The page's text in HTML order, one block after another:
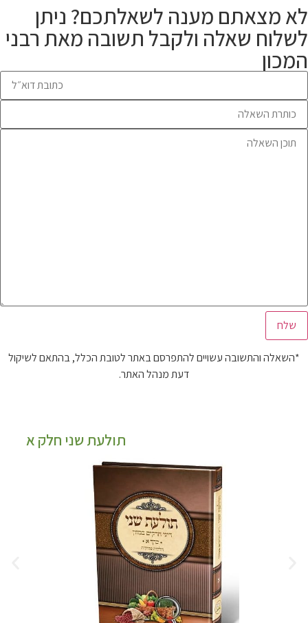
מצאתם מענה לשאלתכם? ניתן
שאלה ולקבל תשובה מאת רבני
והתשובה עשויים להתפרסם באתר לטובת הכלל, בהתאם לשיקול
דעת מנהל האתר.
תולעת שני חלק א